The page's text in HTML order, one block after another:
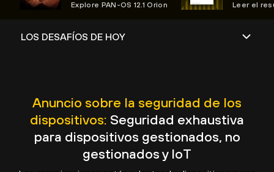
Explore PAN-OS 12.1 Orion
Leer el
Anuncio sobre la seguridad de los
dispositivos: Seguridad exhaustiva
para dispositivos gestionados, no
gestionados y IoT